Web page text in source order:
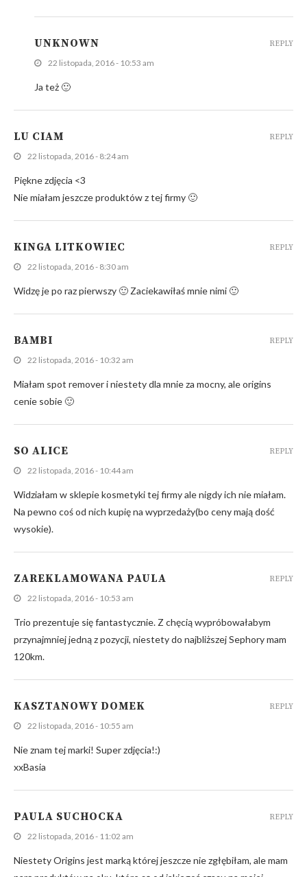
UNKNOWN
22 listopada, 2016 - 10:53 am
Ja też 🙂
REPLY
LU CIAM
22 listopada, 2016 - 8:24 am
Piękne zdjęcia <3
Nie miałam jeszcze produktów z tej firmy 🙂
REPLY
KINGA LITKOWIEC
22 listopada, 2016 - 8:30 am
Widzę je po raz pierwszy 🙂 Zaciekawiłaś mnie nimi 🙂
REPLY
BAMBI
22 listopada, 2016 - 10:32 am
Miałam spot remover i niestety dla mnie za mocny, ale origins
cenie sobie 🙂
REPLY
SO ALICE
22 listopada, 2016 - 10:44 am
Widziałam w sklepie kosmetyki tej firmy ale nigdy ich nie miałam.
Na pewno coś od nich kupię na wyprzedaży(bo ceny mają dość
wysokie).
REPLY
ZAREKLAMOWANA PAULA
22 listopada, 2016 - 10:53 am
Trio prezentuje się fantastycznie. Z chęcią wypróbowałabym
przynajmniej jedną z pozycji, niestety do najbliższej Sephory mam
120km.
REPLY
KASZTANOWY DOMEK
22 listopada, 2016 - 10:55 am
Nie znam tej marki! Super zdjęcia!:)
xxBasia
REPLY
PAULA SUCHOCKA
22 listopada, 2016 - 11:02 am
Niestety Origins jest marką której jeszcze nie zgłębiłam, ale mam
REPLY